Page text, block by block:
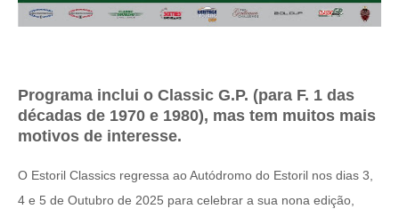
Programa inclui o Classic G.P. (para F. 1 das
décadas de 1970 e 1980), mas tem muitos mais
motivos de interesse.
O Estoril Classics regressa ao Autódromo do Estoril nos dias 3,
4 e 5 de Outubro de 2025 para celebrar a sua nona edição,